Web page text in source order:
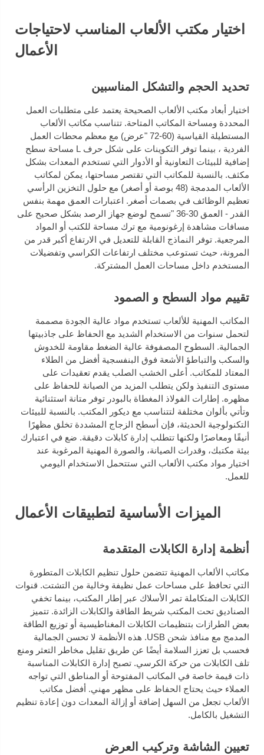
اختيار مكتب الألعاب المناسب لاحتياجات
الأعمال
تحديد الحجم والتشكل المناسبين
اختيار أبعاد مكتب الألعاب الصحيحة يعتمد على متطلبات العمل
المحددة ومساحة المكاتب المتاحة. تتناسب مكاتب الألعاب
المستطيلة القياسية (60-72 "عرض) مع معظم محطات العمل
الفردية ، بينما توفر التكوينات على شكل حرف L مساحة سطح
إضافية للبيئات التعاونية أو الأدوار التي تستخدم المعدات بشكل
مكثف. بالنسبة للمكاتب التي تقتصر مساحتها، يمكن لمكاتب
الألعاب المدمجة (48 بوصة أو أصغر) مع حلول التخزين الرأسي
تعظيم الوظائف في بصمات أصغر. اعتبارات العمق مهمة بنفس
القدر - العمق 30-36 "تسمح لوضع جهاز الرصد بشكل صحيح على
مسافات مشاهدة إرغونومية مع ترك مساحة للكتب أو المواد
المرجعية. توفر النماذج القابلة للتعديل في الارتفاع أكبر قدر من
المرونة، حيث تستوعب مختلف ارتفاعات الكراسي وتفضيلات
المستخدم داخل مساحات العمل المشتركة.
تقييم مواد السطح و الصمود
المكاتب المهنية للألعاب تستخدم مواد عالية الجودة مصممة
لتحمل سنوات من الاستخدام الشديد مع الحفاظ على جاذبيتها
الجمالية. السطوح المصفوفة عالية الضغط مقاومة للخدوش
والسكب والتباطؤ الأشعة فوق البنفسجية أفضل من الطلاء
المعتاد للمكاتب. أعلى الخشب الصلب يقدم تعقيدات على
مستوى التنفيذ ولكن يتطلب المزيد من الصيانة للحفاظ على
مظهره. إطارات الفولاذ المغطاة بالبودر توفر متانة استثنائية
وتأتي بألوان مختلفة لتتناسب مع ديكور المكتب. بالنسبة للبيئات
التكنولوجية الحديثة، فإن أسطح الزجاج المشددة تخلق مظهرًا
أنيقًا ومعاصرًا ولكنها تتطلب إدارة كابلات دقيقة. ضع في اعتبارك
بيئة مكتبك، وقدرات الصيانة، والصورة المهنية المرغوبة عند
اختيار مواد مكتب الألعاب التي ستتحمل الاستخدام اليومي
للعمل.
الميزات الأساسية لتطبيقات الأعمال
أنظمة إدارة الكابلات المتقدمة
مكاتب الألعاب المهنية تتضمن حلول تنظيم الكابلات المتطورة
التي تحافظ على مساحات عمل نظيفة وخالية من التشتت. قنوات
الكابلات المتكاملة تمر الأسلاك عبر إطار المكتب، بينما تخفي
الصناديق تحت المكتب شريط الطاقة والكابلات الزائدة. تتميز
بعض الطرازات بتنظيمات الكابلات المغناطيسية أو توزيع الطاقة
المدمج مع منافذ شحن USB. هذه الأنظمة لا تحسن الجمالية
فحسب بل تعزز السلامة أيضًا عن طريق تقليل مخاطر التعثر ومنع
تلف الكابلات من حركة الكرسي. تصبح إدارة الكابلات المناسبة
ذات قيمة خاصة في المكاتب المفتوحة أو المناطق التي تواجه
العملاء حيث يحتاج الحفاظ على مظهر مهني. أفضل مكاتب
الألعاب تجعل من السهل إضافة أو إزالة المعدات دون إعادة تنظيم
التشغيل بالكامل.
تعيين الشاشة وتركيب العرض